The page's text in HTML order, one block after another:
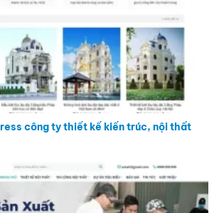
công ty thiết kế kiến trúc, nội thất